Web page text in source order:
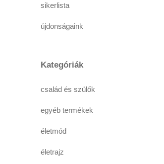
sikerlista
újdonságaink
Kategóriák
család és szülők
egyéb termékek
életmód
életrajz